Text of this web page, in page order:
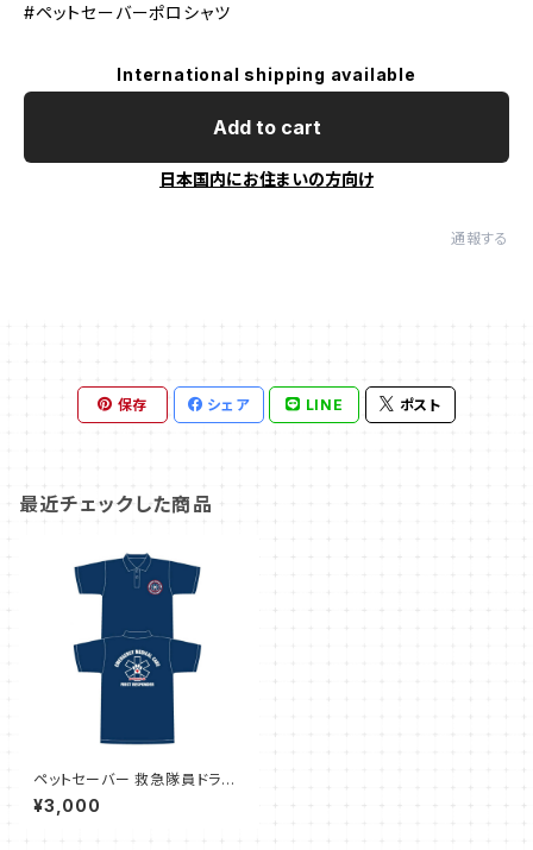
#ペットセーバーポロシャツ
International shipping available
Add to cart
日本国内にお住まいの方向け
通報する
保存 シェア LINE ポスト
最近チェックした商品
ペットセーバー 救急隊員ドライ
ポロシャツ(First Responder)
サイズ L
¥3,000